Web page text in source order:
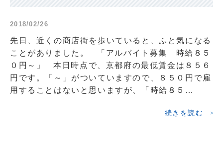
2018/02/26
先日、近くの商店街を歩いていると、ふと気になる
ことがありました。 「アルバイト募集 時給８５
０円～」 本日時点で、京都府の最低賃金は８５６
円です。「～」がついていますので、８５０円で雇
用することはないと思いますが、「時給８５…
続きを読む